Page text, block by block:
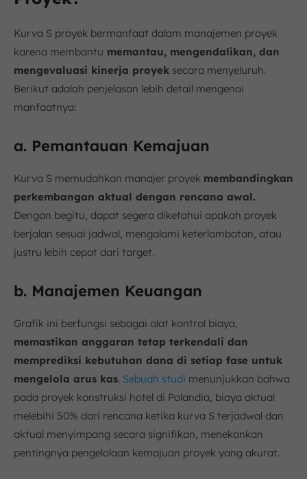
Kurva S proyek bermanfaat dalam manajemen proyek
karena membantu memantau, mengendalikan, dan
mengevaluasi kinerja proyek secara menyeluruh.
Berikut adalah penjelasan lebih detail mengenai
manfaatnya:
a. Pemantauan Kemajuan
Kurva S memudahkan manajer proyek membandingkan
perkembangan aktual dengan rencana awal.
Dengan begitu, dapat segera diketahui apakah proyek
berjalan sesuai jadwal, mengalami keterlambatan, atau
justru lebih cepat dari target.
b. Manajemen Keuangan
Grafik ini berfungsi sebagai alat kontrol biaya,
memastikan anggaran tetap terkendali dan
memprediksi kebutuhan dana di setiap fase untuk
mengelola arus kas. Sebuah studi menunjukkan bahwa
pada proyek konstruksi hotel di Polandia, biaya aktual
melebihi 50% dari rencana ketika kurva S terjadwal dan
aktual menyimpang secara signifikan, menekankan
pentingnya pengelolaan kemajuan proyek yang akurat.